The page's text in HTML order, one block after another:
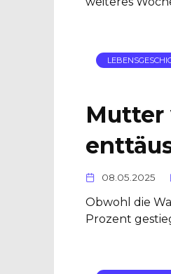
Mutter
08.05.2025
Obwohl die
Prozent